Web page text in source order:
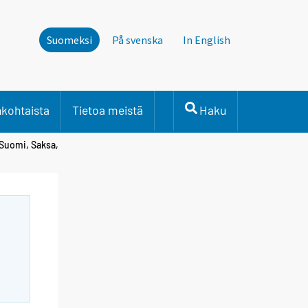
Suomeksi På svenska In English
Tietoa meistä Haku
Saksa,